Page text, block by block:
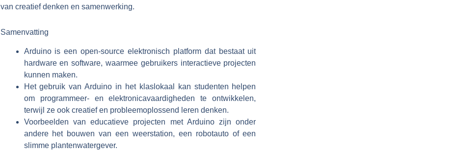
van creatief denken en samenwerking.
Samenvatting
Arduino is een open-source elektronisch platform dat bestaat uit
hardware en software, waarmee gebruikers interactieve projecten
kunnen maken.
Het gebruik van Arduino in het klaslokaal kan studenten helpen
om programmeer- en elektronicavaardigheden te ontwikkelen,
terwijl ze ook creatief en probleemoplossend leren denken.
Voorbeelden van educatieve projecten met Arduino zijn onder
andere het bouwen van een weerstation, een robotauto of een
slimme plantenwatergever.